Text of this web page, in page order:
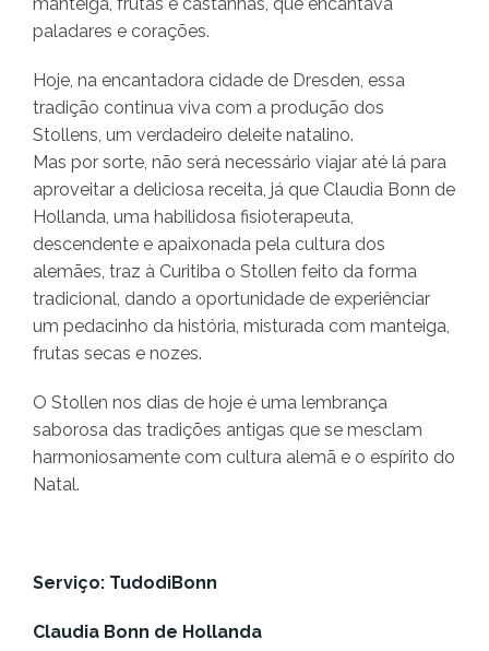
paladares e corações.
Hoje, na encantadora cidade de Dresden, essa
tradição continua viva com a produção dos
Stollens, um verdadeiro deleite natalino.
Mas por sorte, não será necessário viajar até lá para
aproveitar a deliciosa receita, já que Claudia Bonn de
Hollanda, uma habilidosa fisioterapeuta,
descendente e apaixonada pela cultura dos
alemães, traz à Curitiba o Stollen feito da forma
tradicional, dando a oportunidade de experiênciar
um pedacinho da história, misturada com manteiga,
frutas secas e nozes.
O Stollen nos dias de hoje é uma lembrança
saborosa das tradições antigas que se mesclam
harmoniosamente com cultura alemã e o espírito do
Natal.
Serviço: TudodiBonn
Claudia Bonn de Hollanda